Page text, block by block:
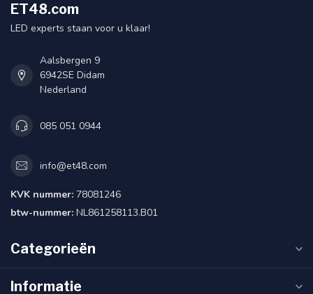
ET48.com
LED experts staan voor u klaar!
Aalsbergen 9
6942SE Didam
Nederland
085 051 0944
info@et48.com
KVK nummer: 78081246
btw-nummer: NL861258113.B01
Categorieën
Informatie